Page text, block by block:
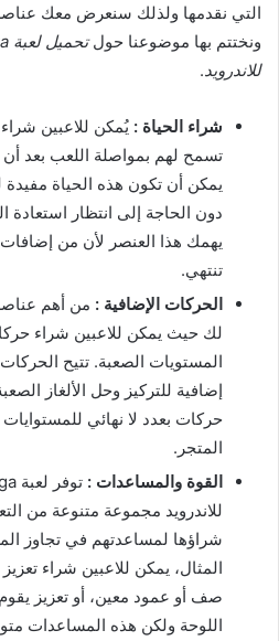
التي نقدمها ولذلك سنعرض معك
ونختتم بها موضوعنا حول
للاندرويد.
شراء الحياة : يُمكن للاعبين
تسمح لهم بمواصلة اللعب بعد أن
يمكن أن تكون هذه الحياة
دون الحاجة إلى انتظار
يهمك هذا العنصر لأن من إضافات
تنتهي.
الحركات الإضافية : من أهم عناصر
لك حيث يمكن للاعبين شراء
المستويات الصعبة. تتيح
إضافية للتركيز وحل الألغاز
حركات بعدد لا نهائي
المتجر.
القوة والمساعدات :
للاندرويد مجموعة متنوعة من
شراؤها لمساعدتهم في تجاوز
المثال، يمكن للاعبين شراء
صف أو عمود معين، أو تعزيز
اللوحة ولكن هذه المساعدات